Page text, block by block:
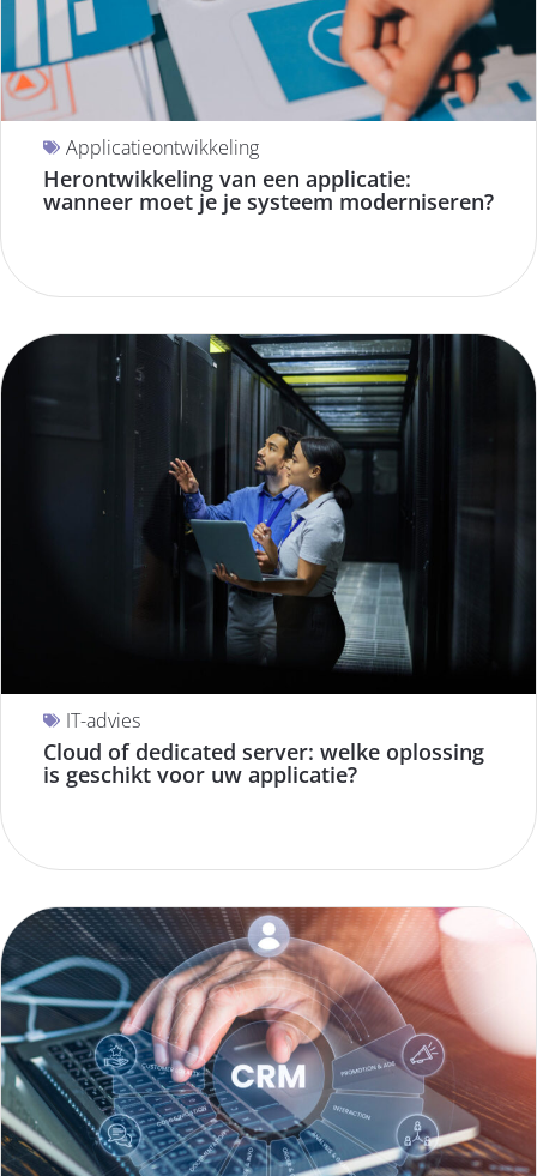
Applicatieontwikkeling
Herontwikkeling van een applicatie:
wanneer moet je je systeem moderniseren?
IT-advies
Cloud of dedicated server: welke oplossing
is geschikt voor uw applicatie?